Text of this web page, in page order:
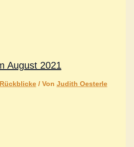
August 2021
Rückblicke/ Von Judith Oesterle